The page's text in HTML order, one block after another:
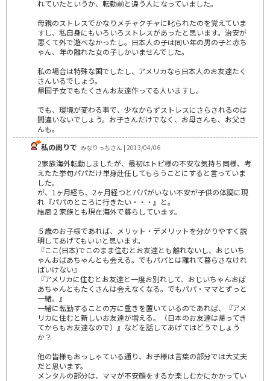
れていたというか、転勤前と違う人になっていました。
母親のストレスでかなりメチャクチャに叱られたのを覚えていま
すし、私自身にもいろいろストレスがあったと思います。治安が
悪くて外で遊べなかったし。日本人の子は同い年の男の子と赤ち
ゃん、年の離れた女の子しかいませんでした。
私の場合は特殊な国でしたし、アメリカなら日本人のお友達たく
さんいるでしょう。
帰国子女でもたくさんお友達作ってる人いますし。
でも、環境が変わる事で、少なからずストレスにさらされるのは
間違いないでしょう。お子さんだけでなく、お母さんも、お父さ
んも。
私の周りで みなりっちさん | 2013/04/06
2家族海外転勤しましたが、最初はトピ様の不安な気持ち同様、考
えたた挙句パパだけ単身赴任してもらうことにすると言っていま
した。
が、1ヶ月経ち、2ヶ月経つとパパがいない不安が子供の体調に現
れ『パパのところに行きたい・・・』と。
結局２家族とも現在海外で暮らしています。
５歳のお子様であれば、メリット・デメリットを分かりやすく説
明してあげてもいいと思います。
『ここ(日本)でこのまま住むとお友達とも離れないし、おじいち
ゃんおばあちゃんとも会える。でもパパとは離れて暮らさなけれ
ばいけない』
『アメリカに住むとお友達と一度お別れして、おじいちゃんおば
あちゃんともたくさんは会えなくなる。でもパパ・ママとずっと
一緒。』
一緒に転勤することの方に重きを置いているのであれば、『アメ
リカに住むと新しいお友達が増える。（日本のお友達は帰ってき
てからもお友達なので）』などを話してあげてはどうでしょう
か？
他の皆様もおっしゃている通り、お子様は言葉の部分では大丈夫
だと思います。
メンタルの部分は、ママが不安顔をするか楽しむかにかかってい